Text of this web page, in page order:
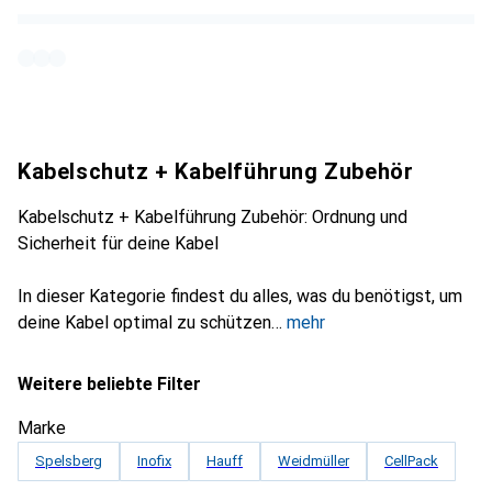
Kabelschutz + Kabelführung Zubehör
Kabelschutz + Kabelführung Zubehör: Ordnung und
Sicherheit für deine Kabel
In dieser Kategorie findest du alles, was du benötigst, um
deine Kabel optimal zu schützen
mehr
Weitere beliebte Filter
Marke
Spelsberg Inofix Hauff Weidmüller CellPack